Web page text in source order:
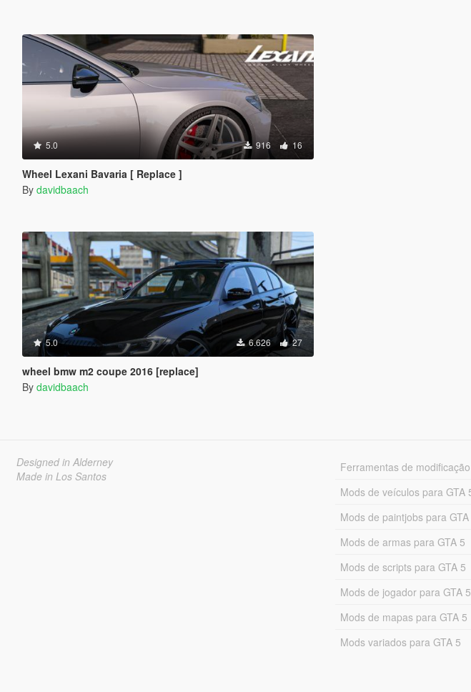
5.0 916 16
Wheel Lexani Bavaria [ Replace ]
By davidbaach
5.0 6.626 27
wheel bmw m2 coupe 2016 [replace]
By davidbaach
Designed in Alderney
Made in Los Santos
Ferramentas de
Mods de veículos para GTA
Mods de paintjobs para GTA
Mods de armas para GTA 5
Mods de scripts para GTA 5
Mods de jogador para GTA 5
Mods de mapas para GTA 5
Mods variados para GTA 5